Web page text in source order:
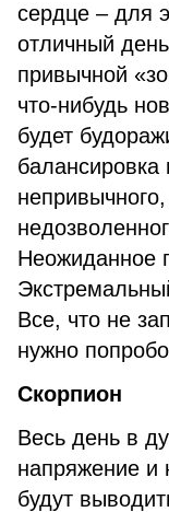
сердце – для
отличный
привычной
что-нибудь
будет
балансировка
Неожиданное
Все, что не
нужно
Скорпион
Весь день в
напряжение и
будут